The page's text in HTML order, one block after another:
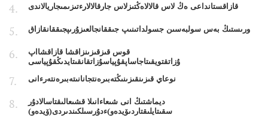
قازاقستانداعى ەڭ لاس قالالاەڭتىزلاس جارقالالارءتىزىمىجاريالاندى
ورىستىڭ بەس سولبەسىن جسولداتىنىپ جىققانجالعىزۇرىپجىققانقازاق
قوس قىزقىزىنزاقشا قازاقشااپ
ۇزاتقتويقىتاجاساپقۇپياسۇزاتقانقىتايدىڭقۇپياسى
نوعاي قىزىنقىزىنىڭتەبىرەنتجانانىتەبىرەنتەرءانى
ديماشتىڭ انى شىعاءانىلا قشىعالىقتاسالادۇر
سقىتايلىقتاردىۆيدەو)ءدۇرسىلكىندىردى(ۆيدەو)